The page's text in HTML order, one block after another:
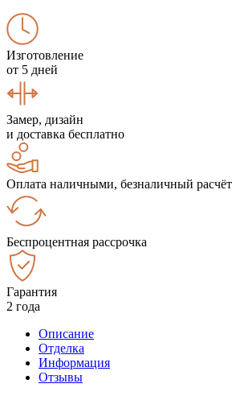
Изготовление
от 5 дней
Замер, дизайн
и доставка бесплатно
Оплата наличными, безналичный расчёт
Беспроцентная рассрочка
Гарантия
2 года
Описание
Отделка
Информация
Отзывы